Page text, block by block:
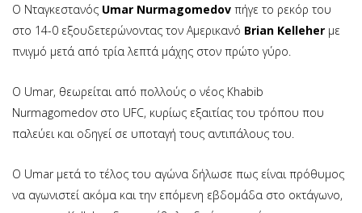
O Νταγκεστανός Umar Nurmagomedov πήγε το ρεκόρ του
στο 14-0 εξουδετερώνοντας τον Αμερικανό Brian Kelleher με
πνιγμό μετά από τρία λεπτά μάχης στον πρώτο γύρο.
Ο Umar, θεωρείται από πολλούς ο νέος Khabib
Nurmagomedov στο UFC, κυρίως εξαιτίας του τρόπου που
παλεύει και οδηγεί σε υποταγή τους αντιπάλους του.
O Umar μετά το τέλος του αγώνα δήλωσε πως είναι πρόθυμος
να αγωνιστεί ακόμα και την επόμενη εβδομάδα στο οκτάγωνο,